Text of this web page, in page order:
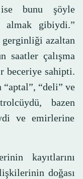
ise bunu şöyle
almak gibiydi.”
azaltan
saatler çalışma
beceriye sahipti.
“deli” ve
bazen
ve emirlerine
kayıtlarını
doğası